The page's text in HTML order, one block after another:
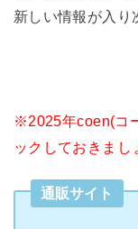
新しい情報が入り
※2025年coen(コ
ックしておきまし
通販サイト